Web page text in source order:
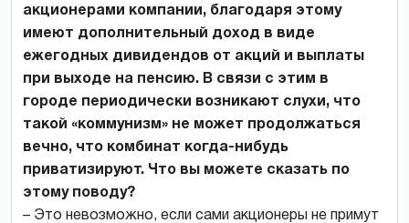
акционерами компании, благодаря этому
имеют дополнительный доход в виде
ежегодных дивидендов от акций и выплаты
при выходе на пенсию. В связи с этим в
городе периодически возникают слухи, что
такой «коммунизм» не может продолжаться
вечно, что комбинат когда-нибудь
приватизируют. Что вы можете сказать по
этому поводу?
– Это невозможно, если сами акционеры не примут